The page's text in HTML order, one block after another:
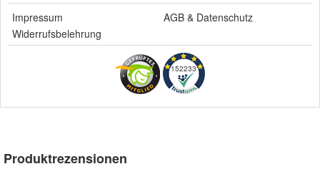
Impressum
AGB & Datenschutz
Widerrufsbelehrung
152233
Produktrezensionen